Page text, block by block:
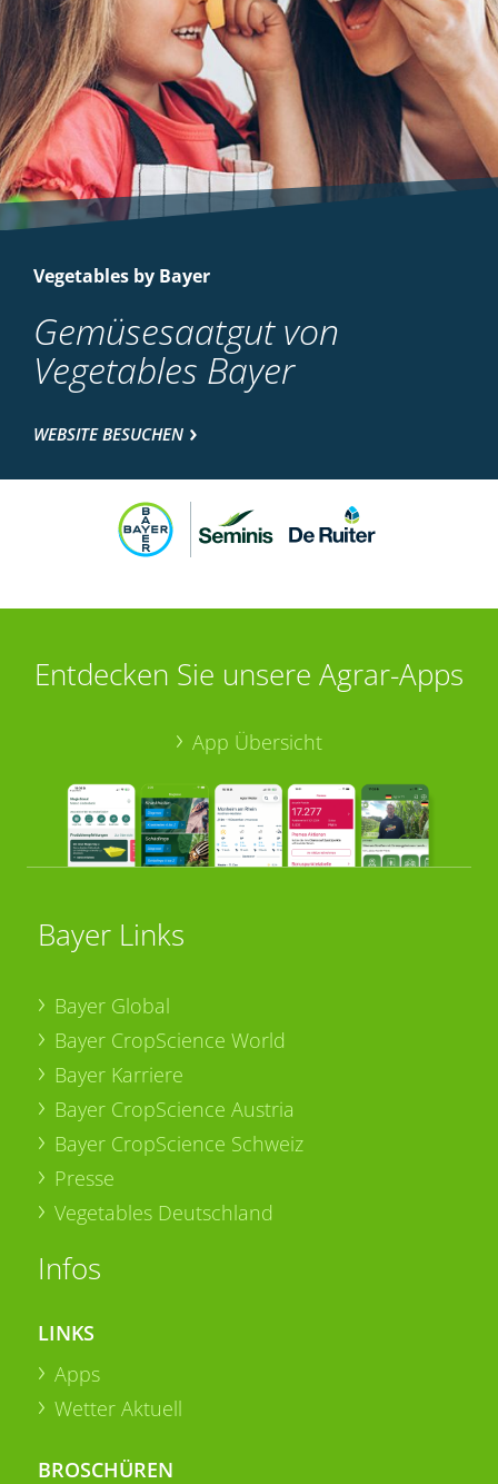
Vegetables by Bayer
Gemüsesaatgut von
Vegetables Bayer
WEBSITE BESUCHEN
Entdecken Sie unsere Agrar-Apps
App Übersicht
Bayer Links
Bayer Global
Bayer CropScience World
Bayer Karriere
Bayer CropScience Austria
Bayer CropScience Schweiz
Presse
Vegetables Deutschland
Infos
LINKS
Apps
Wetter Aktuell
BROSCHÜREN